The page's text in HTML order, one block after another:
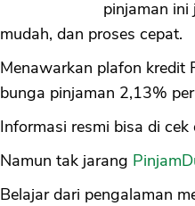
pinjaman
mudah, dan proses cepat.
Menawarkan plafon
bunga pinjaman 2,13%
Informasi resmi bisa di
Namun tak jarang
Belajar dari pengalaman